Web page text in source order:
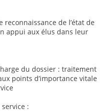
de l’état de
appui aux élus dans leur
du dossier : traitement
points d’importance vitale
: